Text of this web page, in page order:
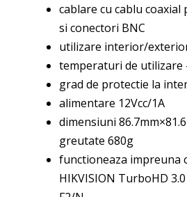
cablare cu cablu coaxial
si conectori BNC
utilizare interior/
temperaturi de utilizare
grad de protectie la
alimentare 12Vcc/1A
dimensiuni
greutate 680g
functioneaza impreuna
HIKVISION TurboHD